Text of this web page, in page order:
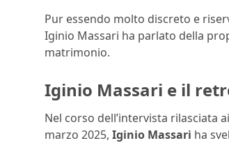
Pur essendo molto discreto e
Iginio Massari ha parlato della
matrimonio.
Iginio Massari e il
Nel corso dell’intervista rilasciata
marzo 2025, Iginio Massari ha